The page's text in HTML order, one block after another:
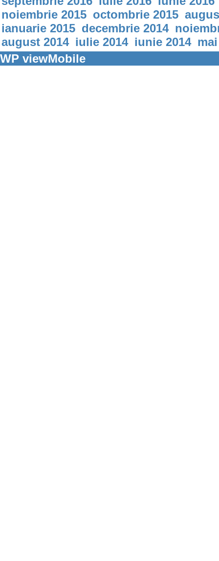
noiembrie 2015 octombrie 2015
ianuarie 2015 decembrie 2014
august 2014 iulie 2014 iunie 2014
WP viewMobile